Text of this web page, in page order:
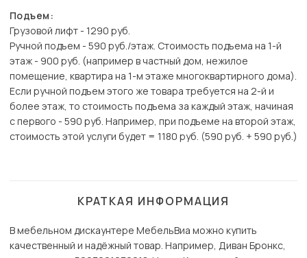
Подъем:
Грузовой лифт - 1290 руб.
Ручной подъем - 590 руб./этаж. Стоимость подъема на 1-й
этаж - 900 руб. (например в частный дом, нежилое
помещение, квартира на 1-м этаже многоквартирного дома).
Если ручной подъем этого же товара требуется на 2-й и
более этаж, то стоимость подъема за каждый этаж, начиная
с первого - 590 руб. Например, при подъеме на второй этаж,
стоимость этой услуги будет = 1180 руб. (590 руб. + 590 руб.)
КРАТКАЯ ИНФОРМАЦИЯ
В мебельном дискаунтере МебельВиа можно купить
качественный и надёжный товар. Например, Диван Бронкс,